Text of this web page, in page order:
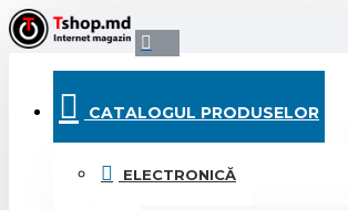
CATALOGUL PRODUSELOR
ELECTRONICĂ